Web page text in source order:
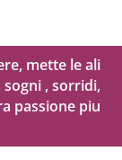
mette le ali
, sorridi,
passione piu